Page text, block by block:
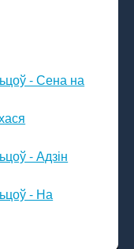
- Сена на
- Адзін
- На